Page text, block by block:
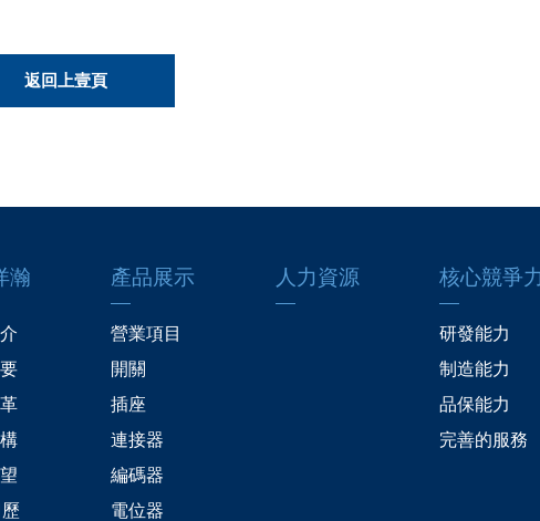
返回上壹頁
瀚 產品展示
營業項目
開關
插座
連接器
編碼器
電位器
人力資源 核心競爭力
研發能力
制造能力
品保能力
完善的服務